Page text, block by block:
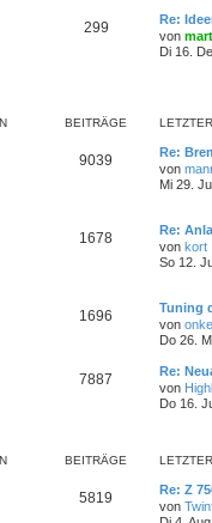
299
Re:
von
Di 16.
BEITRÄGE
9039
Re:
von
Mi 29.
1678
Re:
von kort
So 12.
1696
Tuning
von
Do 26.
7887
Re:
von
Do 16.
BEITRÄGE
5819
Re: Z
von